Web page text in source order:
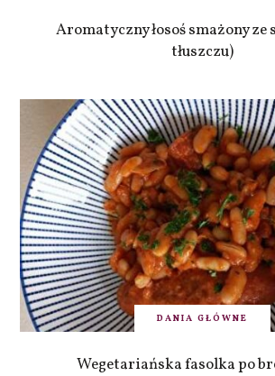
Aromatyczny łosoś smażony ze
tłuszczu)
DANIA GŁÓWNE
Wegetariańska fasolka po